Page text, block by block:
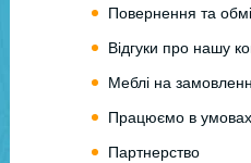
Повернення та
Відгуки про нашу
Меблі на
Працюємо в
Партнерство